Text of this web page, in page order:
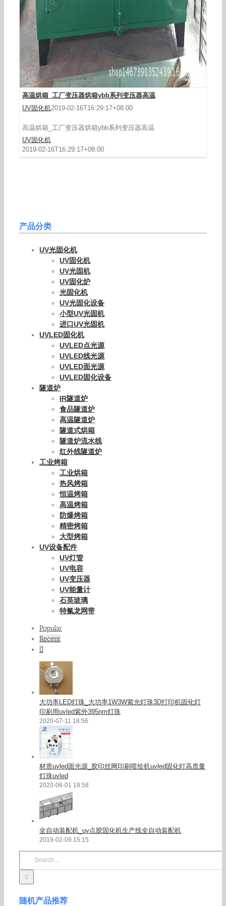
高温烘箱_工厂变压器烘箱ybb系列变压器高温
UV固化机2019-02-16T16:29:17+08:00
高温烘箱_工厂变压器烘箱ybb系列变压器高温
UV固化机
2019-02-16T16:29:17+08:00
产品分类
UV光固化机
UV固化机
UV光固机
UV固化炉
光固化机
UV光固化设备
小型UV光固机
进口UV光固机
UVLED固化机
UVLED点光源
UVLED线光源
UVLED面光源
UVLED固化设备
隧道炉
IR隧道炉
食品隧道炉
高温隧道炉
隧道式烘箱
隧道炉流水线
红外线隧道炉
工业烤箱
工业烘箱
热风烤箱
恒温烤箱
高温烤箱
防爆烤箱
精密烤箱
大型烤箱
UV设备配件
UV灯管
UV电容
UV变压器
UV能量计
石英玻璃
特氟龙网带
Popular
Recent
大功率LED灯珠_大功率1W3W紫光灯珠3D打印机固化灯
印刷用uvled紫外395nm灯珠
2020-07-11 18:56
材质uvled面光源_胶印丝网印刷喷绘机uvled固化灯高质量
灯珠uvled
2020-06-01 19:58
全自动装配机_uv点胶固化机生产线全自动装配机
2019-02-09 15:15
随机产品推荐